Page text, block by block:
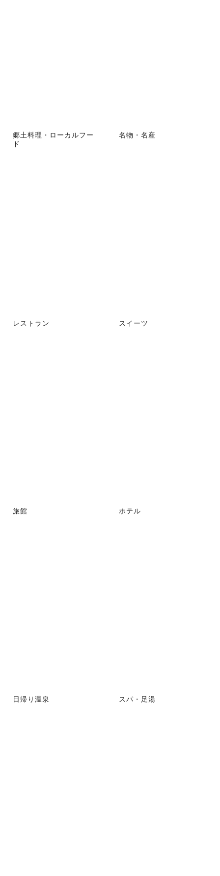
郷土料理・ローカルフー
ド
名物・名産
レストラン スイーツ
旅館 ホテル
日帰り温泉 スパ・足湯